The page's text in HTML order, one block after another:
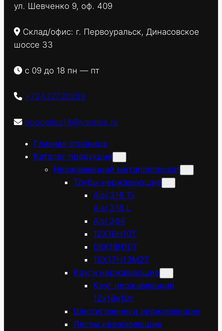
ул. Шевченко 9, оф. 409
Склад/офис: г. Первоуральск, Динасовское
шоссе 33
с 09 до 18 пн — пт
+73432720289
ooogelios14@yandex.ru
Главная страница
Каталог продукции
Нержавеющий металлопрокат
Трубы нержавеющие
Aisi 316 Ti
Aisi 316 L
Aisi 304
12Х18Н10Т
08Х18Н10Т
10Х17Н13М2Т
Круги нержавеющие
Круг нержавеющий
12х18н10т
Шестигранники нержавеющие
Листы нержавеющие